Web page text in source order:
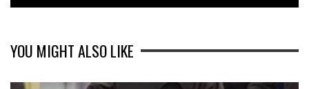
YOU MIGHT ALSO LIKE